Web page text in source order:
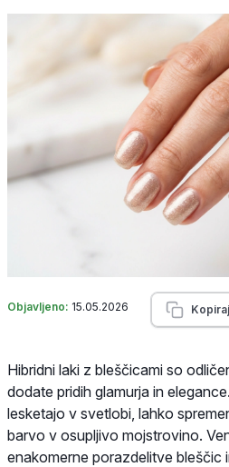
Objavljeno: 15.05.2026
Hibridni laki z bleščicami so
dodate pridih glamurja in
lesketajo v svetlobi, lahko
barvo v osupljivo mojstrovino.
enakomerne porazdelitve bleščic